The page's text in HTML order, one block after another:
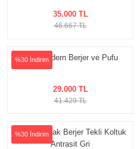
35.000 TL
46.667 TL
%30 İndirim
Vois Modern Berjer ve Pufu
29.000 TL
41.429 TL
%30 İndirim
Pier Yuvarlak Berjer Tekli Koltuk
Antrasit Gri